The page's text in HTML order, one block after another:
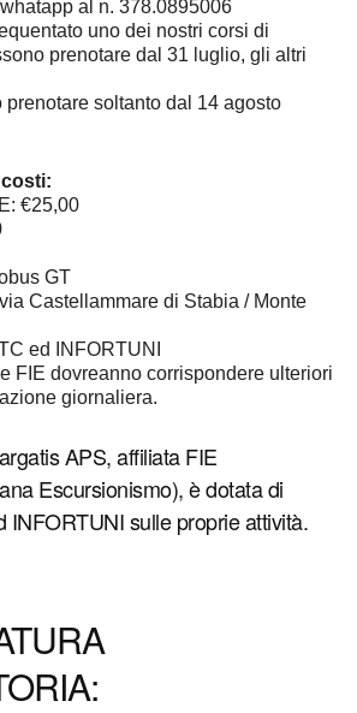
al n. 378.0895006
uno dei nostri corsi di
prenotare dal 31 luglio, gli altri
prenotare soltanto dal 14 agosto
€25,00
GT
Castellammare di Stabia / Monte
ed INFORTUNI
FIE dovreanno corrispondere ulteriori
giornaliera.
APS, affiliata FIE
Escursionismo), è dotata di
INFORTUNI sulle proprie attività.